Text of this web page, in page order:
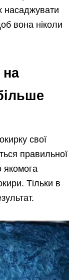
насаджувати
вона ніколи
на
свої
правильної
якомога
Тільки в